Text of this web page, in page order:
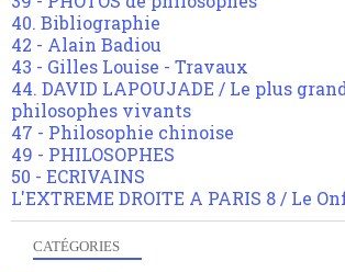
40. Bibliographie
42 - Alain Badiou
43 - Gilles Louise - Travaux
44. DAVID LAPOUJADE / Le plus
philosophes vivants
47 - Philosophie chinoise
49 - PHILOSOPHES
50 - ECRIVAINS
L'EXTREME DROITE A PARIS 8 / Le
CATÉGORIES